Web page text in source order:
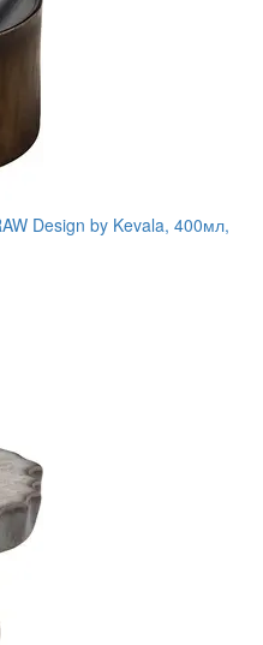
Design by Kevala, 400мл,